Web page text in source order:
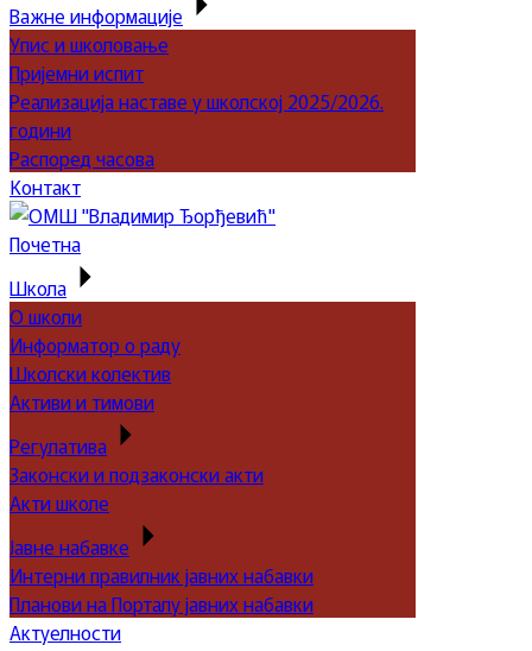
Важне информације
Упис и школовање
Пријемни испит
Реализација наставе у школској 2025/2026.
години
Распоред часова
Контакт
Почетна
Школа
О школи
Информатор о раду
Школски колектив
Активи и тимови
Регулатива
Законски и подзаконски акти
Акти школе
Јавне набавке
Интерни правилник јавних набавки
Планови на Порталу јавних набавки
Актуелности